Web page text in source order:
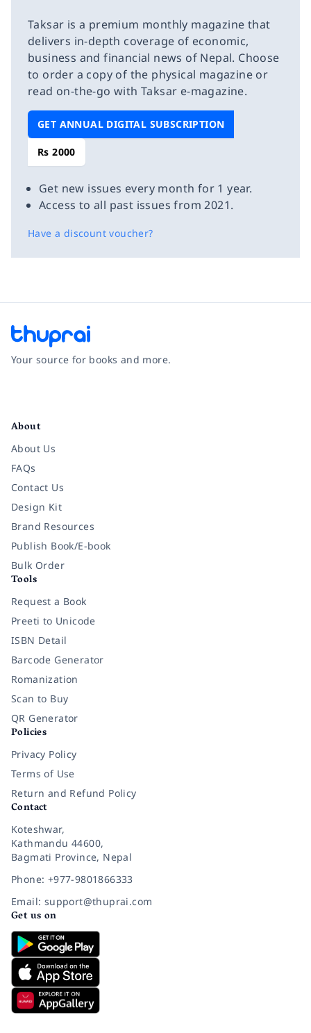
Taksar is a premium monthly magazine that
delivers in-depth coverage of economic,
business and financial news of Nepal. Choose
to order a copy of the physical magazine or
read on-the-go with Taksar e-magazine.
GET ANNUAL DIGITAL SUBSCRIPTION
Rs 2000
Get new issues every month for 1 year.
Access to all past issues from 2021.
Have a discount voucher?
Your source for books and more.
About
About Us
FAQs
Contact Us
Design Kit
Brand Resources
Publish Book/E-book
Bulk Order
Tools
Request a Book
Preeti to Unicode
ISBN Detail
Barcode Generator
Romanization
Scan to Buy
QR Generator
Policies
Privacy Policy
Terms of Use
Return and Refund Policy
Contact
Koteshwar,
Kathmandu 44600,
Bagmati Province, Nepal
Phone: +977-9801866333
Email: support@thuprai.com
Get us on